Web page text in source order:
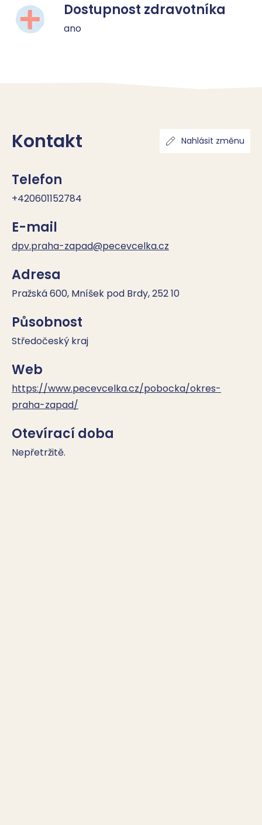
Dostupnost zdravotníka
ano
Kontakt Nahlásit změnu
Telefon
+420601152784
E-mail
dpv.praha-zapad@pecevcelka.cz
Adresa
Pražská 600, Mníšek pod Brdy, 252 10
Působnost
Středočeský kraj
Web
https://www.pecevcelka.cz/pobocka/okres-
praha-zapad/
Otevírací doba
Nepřetržitě.